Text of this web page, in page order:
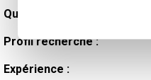
Qualifications et diplômes :
Profil recherché :
Expérience :